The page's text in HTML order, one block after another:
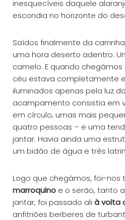
inesquecíveis daquele
escondia no horizonte do
Saídos finalmente da
uma hora deserto adentro.
camelo. E quando
céu estava completamente
iluminados apenas pela luz
acampamento consistia em
em círculo, umas mais
quatro pessoas – e uma
jantar. Havia ainda uma
um bidão de água e três
Logo que chegámos, foi-nos
marroquino e o serão, tanto
jantar, foi passado ali à volta
anfitriões berberes de